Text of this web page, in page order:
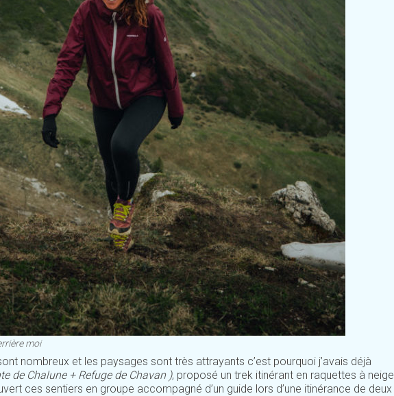
moi
nombreux et les paysages sont très attrayants c’est pourquoi j’avais déjà
de Chalune + Refuge de Chavan ), proposé un trek itinérant en raquettes à neige
ces sentiers en groupe accompagné d’un guide lors d’une itinérance de deux